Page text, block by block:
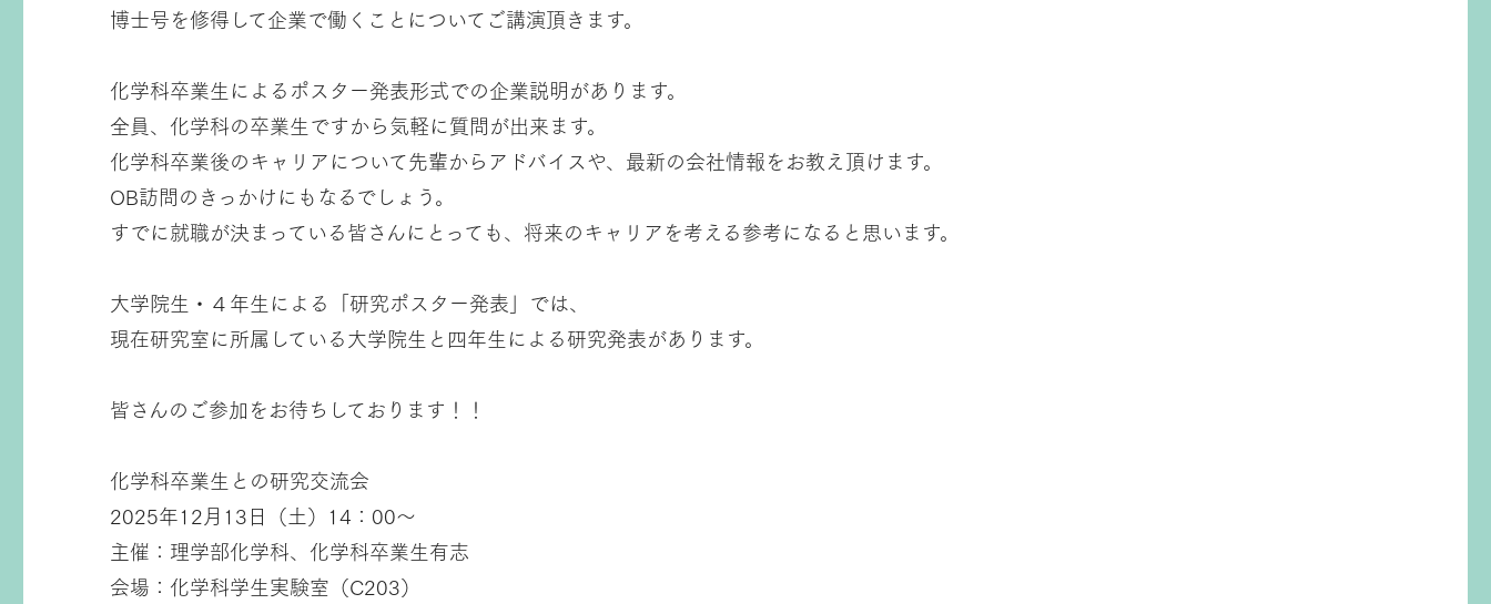
博士号を修得して企業で働くことについてご講演頂きます。
化学科卒業生によるポスター発表形式での企業説明があります。
全員、化学科の卒業生ですから気軽に質問が出来ます。
化学科卒業後のキャリアについて先輩からアドバイスや、最新の会社情報をお教え頂けます。
OB訪問のきっかけにもなるでしょう。
すでに就職が決まっている皆さんにとっても、将来のキャリアを考える参考になると思います。
大学院生・４年生による「研究ポスター発表」では、
現在研究室に所属している大学院生と四年生による研究発表があります。
皆さんのご参加をお待ちしております！！
化学科卒業生との研究交流会
2025年12月13日（土）14：00〜
主催：理学部化学科、化学科卒業生有志
会場：化学科学生実験室（C203）